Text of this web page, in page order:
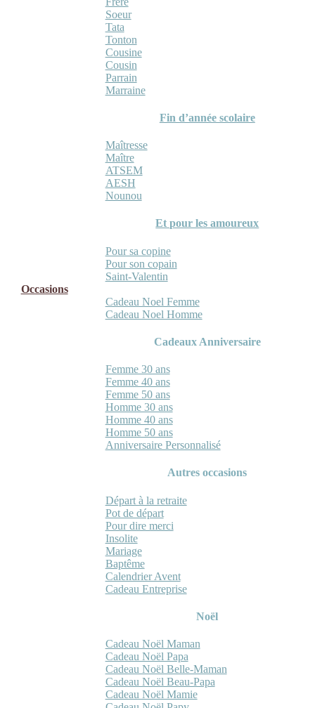
Soeur
Tata
Tonton
Cousine
Cousin
Parrain
Marraine
Fin d’année scolaire
Maîtresse
Maître
ATSEM
AESH
Nounou
Et pour les amoureux
Pour sa copine
Pour son copain
Saint-Valentin
Occasions
Cadeau Noel Femme
Cadeau Noel Homme
Cadeaux Anniversaire
Femme 30 ans
Femme 40 ans
Femme 50 ans
Homme 30 ans
Homme 40 ans
Homme 50 ans
Anniversaire Personnalisé
Autres occasions
Départ à la retraite
Pot de départ
Pour dire merci
Insolite
Mariage
Baptême
Calendrier Avent
Cadeau Entreprise
Noël
Cadeau Noël Maman
Cadeau Noël Papa
Cadeau Noël Belle-Maman
Cadeau Noël Beau-Papa
Cadeau Noël Mamie